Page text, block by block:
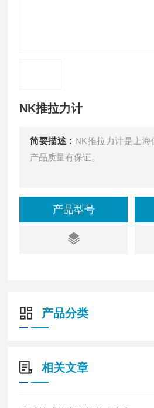
NK推拉力计
简要描述： NK推拉力计是上海
产品质量有保证。
产品型号
产品分类
相关文章